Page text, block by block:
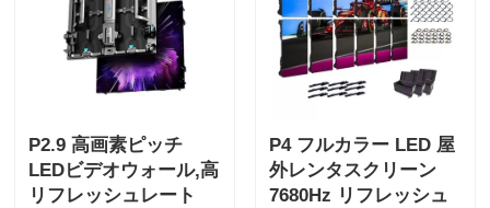
P2.9 高画素ピッチ
LEDビデオウォール,高
リフレッシュレート
P4 フルカラー LED 屋
外レンタスクリーン
7680Hz リフレッシュ